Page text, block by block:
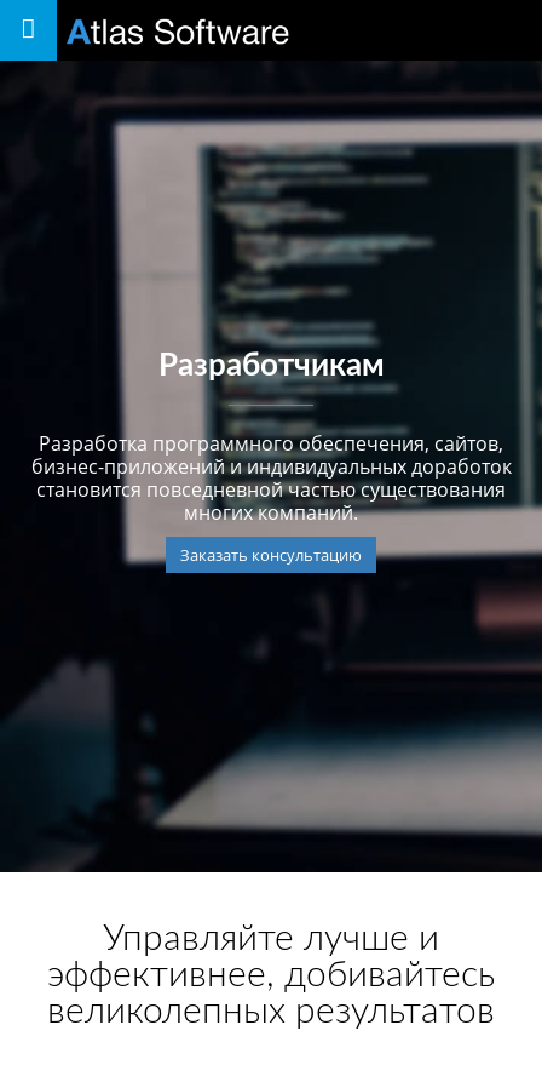
Toggle
navigation
Разработчикам
Разработка программного обеспечения, сайтов,
бизнес-приложений и индивидуальных доработок
становится повседневной частью существования
многих компаний.
Заказать консультацию
Управляйте лучше и
эффективнее, добивайтесь
великолепных результатов